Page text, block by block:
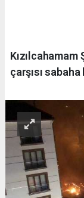
çarşısı sabaha